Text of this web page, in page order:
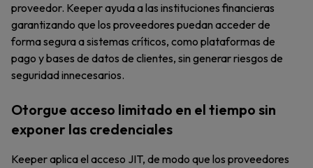
proveedor. Keeper ayuda a las instituciones financieras
garantizando que los proveedores puedan acceder de
forma segura a sistemas críticos, como plataformas de
pago y bases de datos de clientes, sin generar riesgos de
seguridad innecesarios.
Otorgue acceso limitado en el tiempo sin
exponer las credenciales
Keeper aplica el acceso JIT, de modo que los proveedores